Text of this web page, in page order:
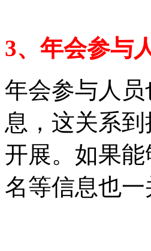
3、年会参与
年会参与人
息，这关系
开展。如果
名等信息也